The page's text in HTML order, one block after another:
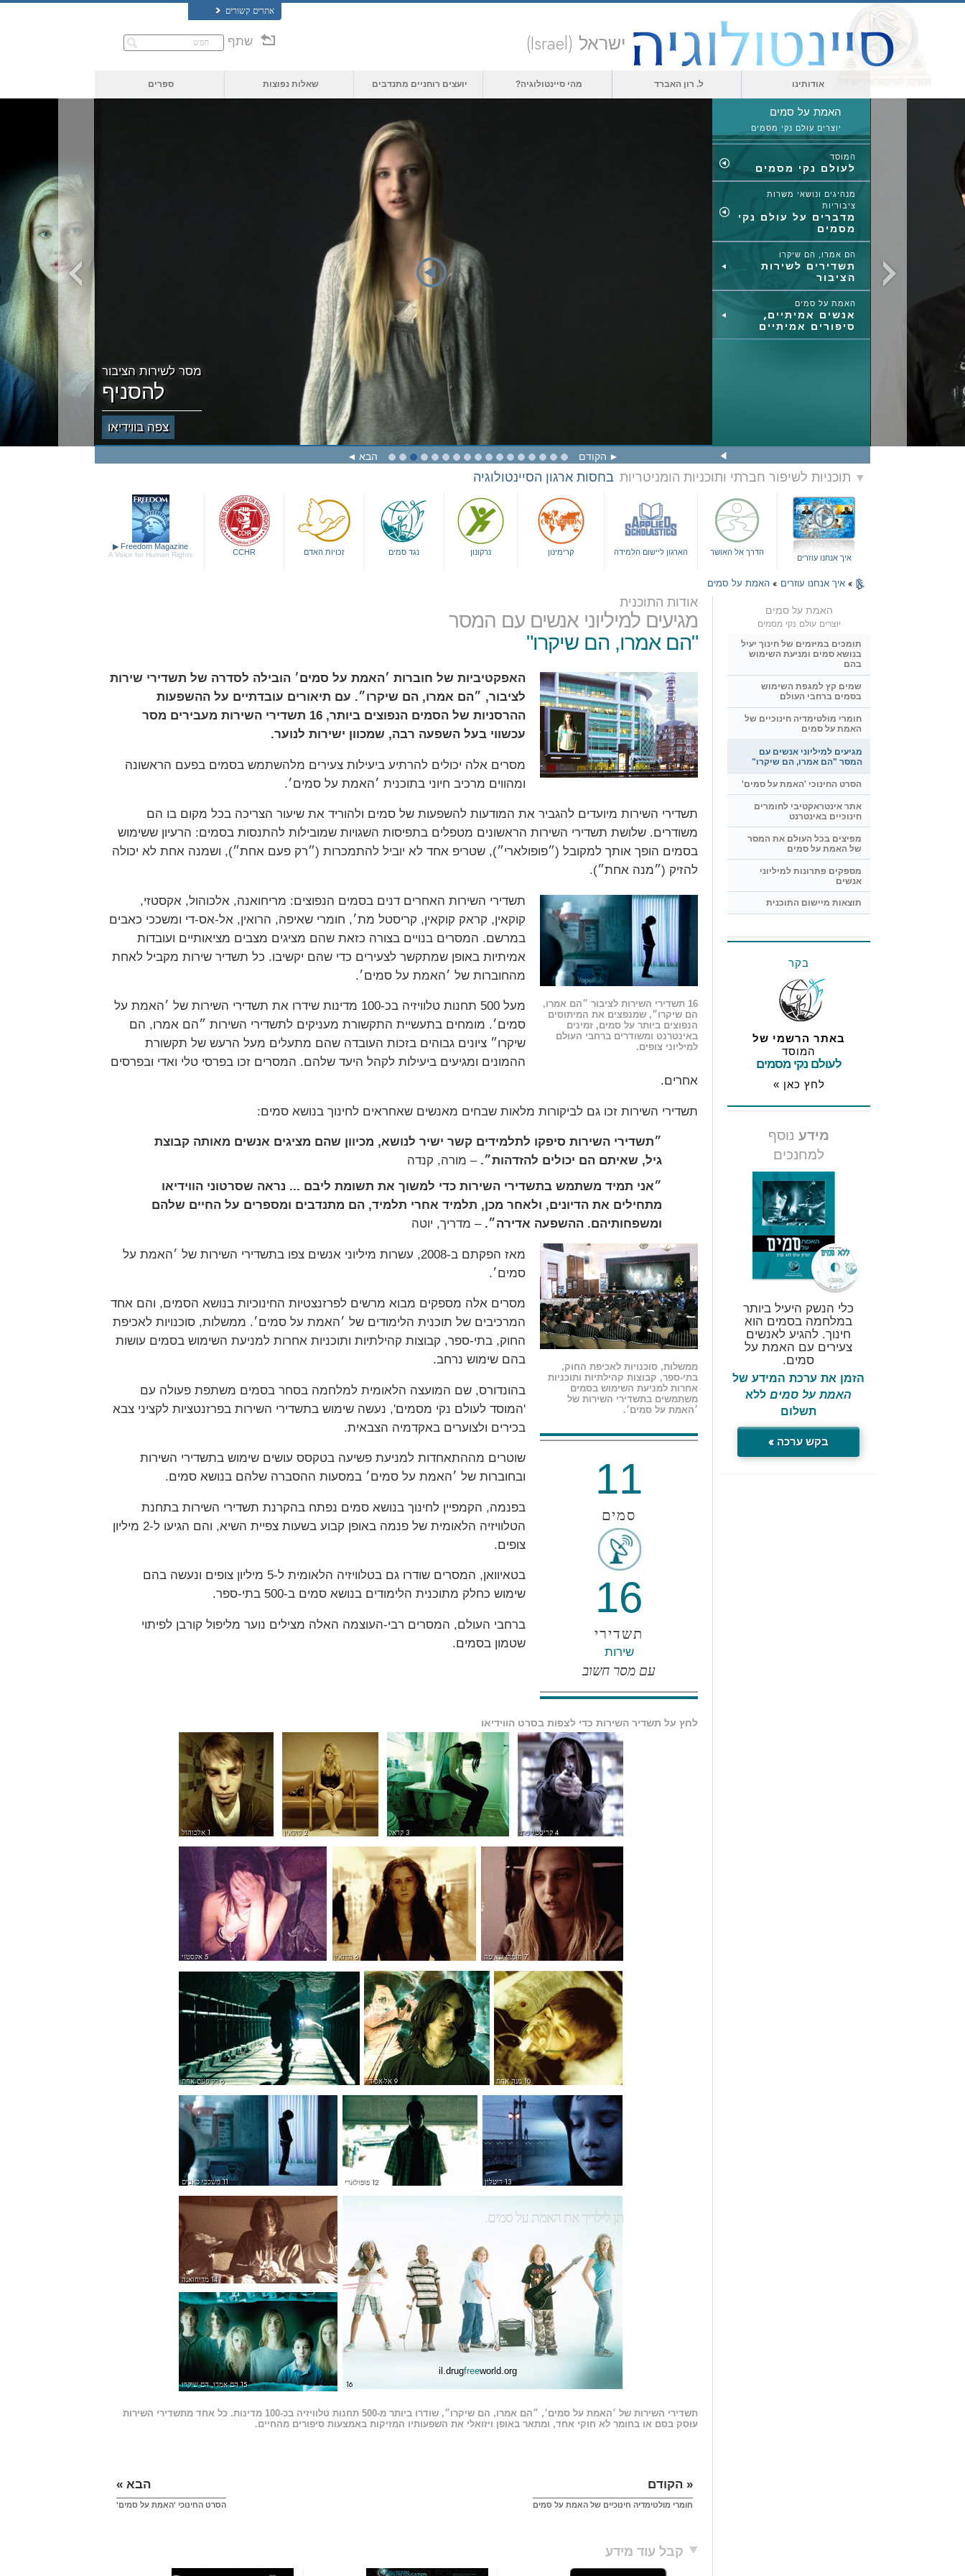
אתרים קשורים
ישראל (Israel) שתף
אודותינו ל. רון האברד מהי סיינטולוגיה? יועצים רוחניים מתנדבים שאלות נפוצות ספרים
האמת על סמים
יוצרים עולם נקי מסמים
המוסד
לעולם נקי מסמים
מנהיגים ונושאי משרות
ציבוריות
מדברים על עולם נקי
מסמים
הם אמרו, הם שיקרו
תשדירים לשירות
הציבור
האמת על סמים
אנשים אמיתיים,
סיפורים אמיתיים
מסר לשירות הציבור
להסניף
צפה בווידיאו
הקודם הבא
▼ תוכניות לשיפור חברתי ותוכניות הומניטריות בחסות ארגון הסיינטולוגיה
איך אנחנו עוזרים
הדרך אל האושר הארגון ליישום הלמידה קרימינון נרקונון נגד סמים זכויות האדם CCHR
Freedom Magazine
▶
A Voice for Human Rights
» איך אנחנו עוזרים » האמת על סמים
אודות התוכנית
מגיעים למיליוני אנשים עם המסר
"הם אמרו, הם שיקרו"
האפקטיביות של חוברות ׳האמת על סמים׳ הובילה לסדרה של תשדירי שירות
לציבור, ״הם אמרו, הם שיקרו״. עם תיאורים עובדתיים על ההשפעות
ההרסניות של הסמים הנפוצים ביותר, 16 תשדירי השירות מעבירים מסר
עכשווי בעל השפעה רבה, שמכוון ישירות לנוער.
מסרים אלה יכולים להרתיע ביעילות צעירים מלהשתמש בסמים בפעם הראשונה
ומהווים מרכיב חיוני בתוכנית ׳האמת על סמים׳.
תשדירי השירות מיועדים להגביר את המודעות להשפעות של סמים ולהוריד את שיעור הצריכה בכל מקום בו הם
משודרים. שלושת תשדירי השירות הראשונים מטפלים בתפיסות השגויות שמובילות להתנסות בסמים: הרעיון ששימוש
בסמים הופך אותך למקובל (״פופולארי״), שטריפ אחד לא יוביל להתמכרות (״רק פעם אחת״), ושמנה אחת לא יכולה
להזיק (״מנה אחת״).
16 תשדירי השירות לציבור ״הם אמרו,
הם שיקרו״, שמנפצים את המיתוסים
הנפוצים ביותר על סמים, זמינים
באינטרנט ומשודרים ברחבי העולם
למיליוני צופים.
תשדירי השירות האחרים דנים בסמים הנפוצים: מריחואנה, אלכוהול, אקסטזי,
קוקאין, קראק קוקאין, קריסטל מת׳, חומרי שאיפה, הרואין, אל-אס-די ומשככי כאבים
במרשם. המסרים בנויים בצורה כזאת שהם מציגים מצבים מציאותיים ועובדות
אמיתיות באופן שמתקשר לצעירים כדי שהם יקשיבו. כל תשדיר שירות מקביל לאחת
מהחוברות של ׳האמת על סמים׳.
מעל 500 תחנות טלוויזיה בכ-100 מדינות שידרו את תשדירי השירות של ׳האמת על
סמים׳. מומחים בתעשיית התקשורת מעניקים לתשדירי השירות ״הם אמרו, הם
שיקרו״ ציונים גבוהים בזכות העובדה שהם מתעלים מעל הרעש של תקשורת
ההמונים ומגיעים ביעילות לקהל היעד שלהם. המסרים זכו בפרסי טלי ואדי ובפרסים
אחרים.
תשדירי השירות זכו גם לביקורות מלאות שבחים מאנשים שאחראים לחינוך בנושא סמים:
״תשדירי השירות סיפקו לתלמידים קשר ישיר לנושא, מכיוון שהם מציגים אנשים מאותה קבוצת
גיל, שאיתם הם יכולים להזדהות״. – מורה, קנדה
״אני תמיד משתמש בתשדירי השירות כדי למשוך את תשומת ליבם ... נראה שסרטוני הווידיאו
מתחילים את הדיונים, ולאחר מכן, תלמיד אחרי תלמיד, הם מתנדבים ומספרים על החיים שלהם
ומשפחותיהם. ההשפעה אדירה״.– מדריך, יוטה
ממשלות, סוכנויות לאכיפת החוק,
בתי-ספר, קבוצות קהילתיות ותוכניות
אחרות למניעת השימוש בסמים
משתמשים בתשדירי השירות של
׳האמת על סמים׳.
11
סמים
16
תשדירי
שירות
עם מסר חשוב
מאז הפקתם ב-2008, עשרות מיליוני אנשים צפו בתשדירי השירות של ׳האמת על
סמים׳.
מסרים אלה מספקים מבוא מרשים לפרזנצטיות החינוכיות בנושא הסמים, והם אחד
המרכיבים של תוכנית הלימודים של ׳האמת על סמים׳. ממשלות, סוכנויות לאכיפת
החוק, בתי-ספר, קבוצות קהילתיות ותוכניות אחרות למניעת השימוש בסמים עושות
בהם שימוש נרחב.
בהונדורס, שם המועצה הלאומית למלחמה בסחר בסמים משתפת פעולה עם
'המוסד לעולם נקי מסמים', נעשה שימוש בתשדירי השירות בפרזנטציות לקציני צבא
בכירים ולצוערים באקדמיה הצבאית.
שוטרים מההתאחדות למניעת פשיעה בטקסס עושים שימוש בתשדירי השירות
ובחוברות של ׳האמת על סמים׳ במסעות ההסברה שלהם בנושא סמים.
בפנמה, הקמפיין לחינוך בנושא סמים נפתח בהקרנת תשדירי השירות בתחנת
הטלוויזיה הלאומית של פנמה באופן קבוע בשעות צפיית השיא, והם הגיעו ל-2 מיליון
צופים.
בטאיוואן, המסרים שודרו גם בטלוויזיה הלאומית ל-5 מיליון צופים ונעשה בהם
שימוש כחלק מתוכנית הלימודים בנושא סמים ב-500 בתי-ספר.
ברחבי העולם, המסרים רבי-העוצמה האלה מצילים נוער מליפול קורבן לפיתוי
שטמון בסמים.
לחץ על תשדיר השירות כדי לצפות בסרט הווידיאו
1 אלכוהול 2 קוקאין 3 קראק 4 קריסטל מת׳
5 אקסטזי 6 הרואין 7 חומרי שאיפה
8 רק פעם אחת 9 אל-אס-די 10 מנה אחת
11 משככי כאבים 12 פופולארי 13 ריטלין
14 מריחואנה
15 הם אמרו, הם שיקרו 16
תן לילדיך את האמת על סמים.
il.drugfreeworld.org
תשדירי השירות של ׳האמת על סמים׳, ״הם אמרו, הם שיקרו״, שודרו ביותר מ-500 תחנות טלוויזיה בכ-100 מדינות. כל אחד מתשדירי השירות
עוסק בסם או בחומר לא חוקי אחד, ומתאר באופן ויזואלי את השפעותיו המזיקות באמצעות סיפורים מהחיים.
« הקודם
חומרי מולטימדיה חינוכיים של האמת על סמים
הבא »
הסרט החינוכי 'האמת על סמים'
קבל עוד מידע
האמת על סמים
יוצרים עולם נקי מסמים
תומכים במיזמים של חינוך יעיל
בנושא סמים ומניעת השימוש
בהם
שמים קץ למגפת השימוש
בסמים ברחבי העולם
חומרי מולטימדיה חינוכיים של
האמת על סמים
מגיעים למיליוני אנשים עם
המסר "הם אמרו, הם שיקרו"
הסרט החינוכי 'האמת על סמים'
אתר אינטראקטיבי לחומרים
חינוכיים באינטרנט
מפיצים בכל העולם את המסר
של האמת על סמים
מספקים פתרונות למיליוני
אנשים
תוצאות מיישום התוכנית
בקר
באתר הרשמי של
המוסד
לעולם נקי מסמים
לחץ כאן »
מידע נוסף
למחנכים
כלי הנשק היעיל ביותר
במלחמה בסמים הוא
חינוך. להגיע לאנשים
צעירים עם האמת על
סמים.
הזמן את ערכת המידע של
האמת על סמים ללא
תשלום
בקש ערכה »